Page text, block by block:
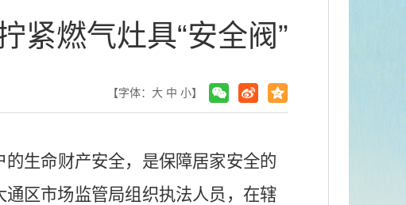
紧燃气灶具“安全阀”
【字体： 大 中 小】
生命财产安全，是保障居家安全的
区市场监管局组织执法人员，在辖